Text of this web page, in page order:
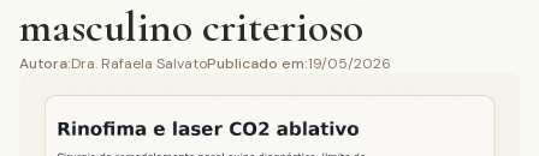
masculino criterioso
Autora:Dra. Rafaela SalvatoPublicado em:19/05/2026